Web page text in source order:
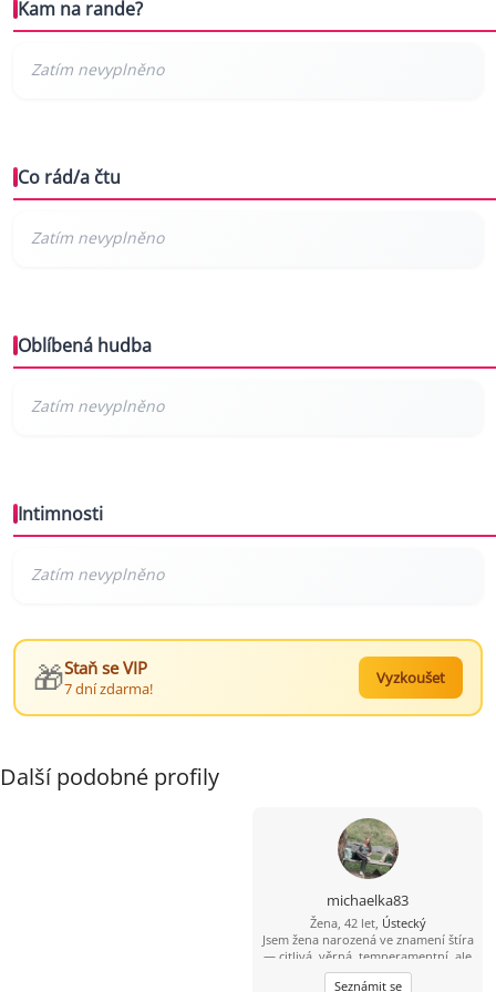
Kam na rande?
Co rád/a čtu
Oblíbená hudba
Intimnosti
🎁Staň se VIP
7 dní zdarma!
Vyzkoušet
Další podobné profily
michaelka83
Žena, 42 let, Ústecký
Jsem žena narozená ve znamení štíra
— citlivá, věrná, temperamentní, ale
zároveň klidná duše, která má ráda
Seznámit se